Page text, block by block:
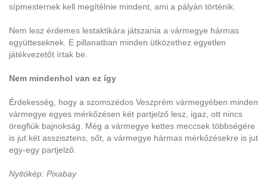
sípmesternek kell megítélnie mindent, ami a pályán történik.
Nem lesz érdemes lestaktikára játszania a vármegye hármas
együtteseknek. E pillanatban minden ütközethez egyetlen
játékvezetőt írtak be.
Nem mindenhol van ez így
Érdekesség, hogy a szomszédos Veszprém vármegyében minden
vármegye egyes mérkőzésen két partjelző lesz, igaz, ott nincs
öregfiúk bajnokság. Még a vármegye kettes meccsek többségére
is jut két asszisztens, sőt, a vármegye hármas mérkőzésekre is jut
egy-egy partjelző.
Nyitókép: Pixabay